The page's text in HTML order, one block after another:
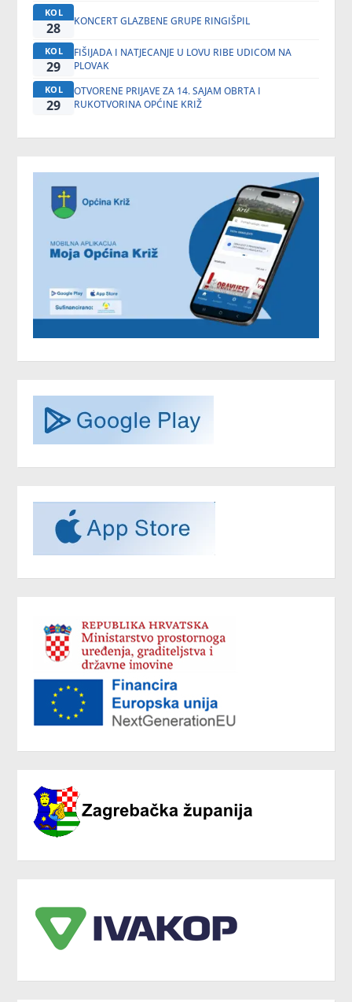
KOL
28 KONCERT GLAZBENE GRUPE RINGIŠPIL
KOL
29
FIŠIJADA I NATJECANJE U LOVU RIBE UDICOM NA
PLOVAK
KOL
29
OTVORENE PRIJAVE ZA 14. SAJAM OBRTA I
RUKOTVORINA OPĆINE KRIŽ